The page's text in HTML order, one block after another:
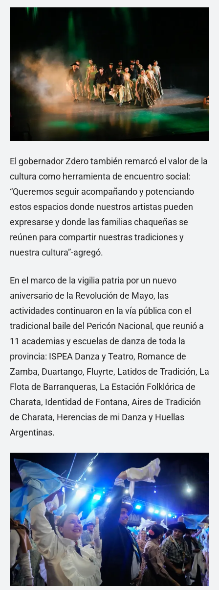
El gobernador Zdero también remarcó el valor de la
cultura como herramienta de encuentro social:
“Queremos seguir acompañando y potenciando
estos espacios donde nuestros artistas pueden
expresarse y donde las familias chaqueñas se
reúnen para compartir nuestras tradiciones y
nuestra cultura”-agregó.
En el marco de la vigilia patria por un nuevo
aniversario de la Revolución de Mayo, las
actividades continuaron en la vía pública con el
tradicional baile del Pericón Nacional, que reunió a
11 academias y escuelas de danza de toda la
provincia: ISPEA Danza y Teatro, Romance de
Zamba, Duartango, Fluyrte, Latidos de Tradición, La
Flota de Barranqueras, La Estación Folklórica de
Charata, Identidad de Fontana, Aires de Tradición
de Charata, Herencias de mi Danza y Huellas
Argentinas.